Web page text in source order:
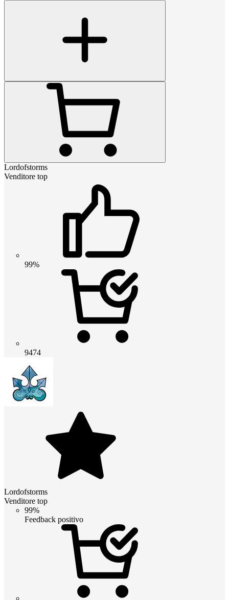
Lordofstorms
Venditore top
99%
9474
Lordofstorms
Venditore top
99%
Feedback positivo